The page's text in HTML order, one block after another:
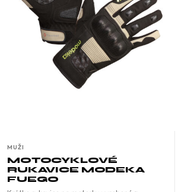
MUŽI
MOTOCYKLOVÉ
RUKAVICE MODEKA
FUEGO